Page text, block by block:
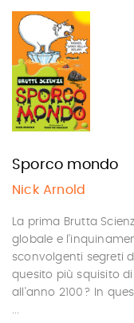
Sporco mondo
Nick Arnold
La prima Brutta
globale e
sconvolgenti segreti
quesito più squisito
all'anno 2100? In